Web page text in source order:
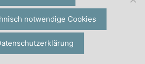
Abwasserentsorgung
notwendige Cookies